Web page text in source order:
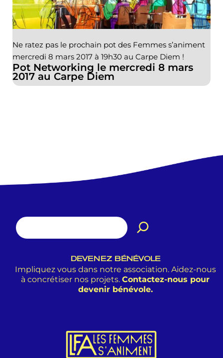
Pot Networking le mercredi 8 mars
2017 au Carpe Diem
Ne ratez pas le prochain pot des Femmes s’animent
mercredi 8 mars 2017 à 19h30 au Carpe Diem !
DEVENEZ BÉNÉVOLE
Impliquez vous dans notre association. Aidez-nous
à concrétiser nos projets. Contactez-nous pour
devenir bénévole.